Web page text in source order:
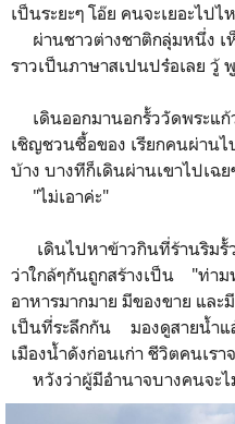
เป็นระยะๆ โอ๊ย คนจะเยอะไปไ
ผ่านชาวต่างชาติกลุ่มหนึ่ง เ
ราวเป็นภาษาสเปนปร๋อเลย วู้
เดินออกมานอกรั้ววัดพระแก้
เชิญชวนซื้อของ เรียกคนผ่าน
บ้าง บางทีก็เดินผ่านเขาไปเฉ
"ไม่เอาค่ะ"
เดินไปหาข้าวกินที่ร้านริมรั้
ว่าใกล้ๆกันถูกสร้างเป็น "ท่า
อาหารมากมาย มีของขาย และ
เป็นที่ระลึกกัน มองดูสายน้ำ
เมืองน้ำดังก่อนเก่า ชีวิตคนเรา
หวังว่าผู้มีอำนาจบางคนจะไ